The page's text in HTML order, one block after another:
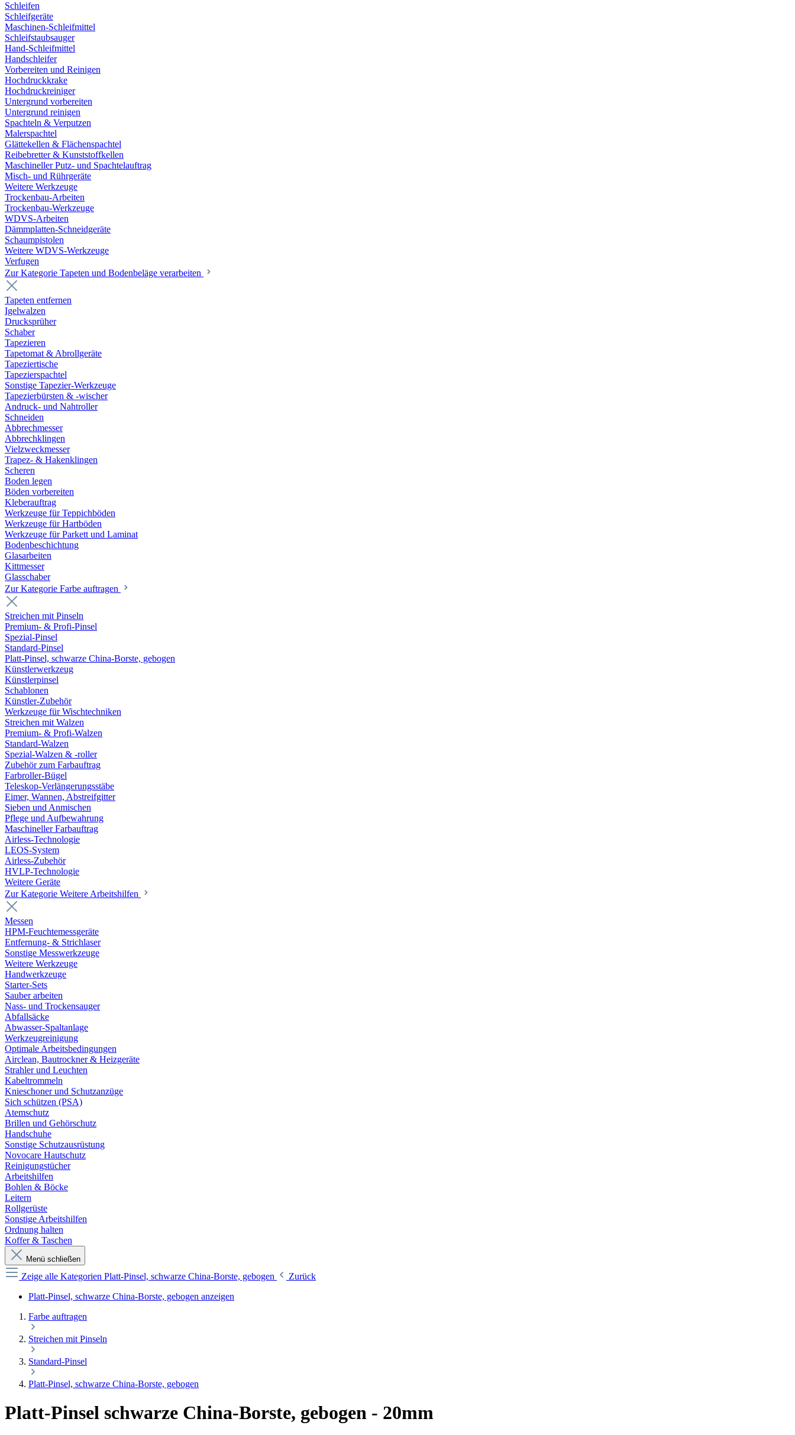
Schleifen
Schleifgeräte
Maschinen-Schleifmittel
Schleifstaubsauger
Hand-Schleifmittel
Handschleifer
Vorbereiten und Reinigen
Hochdruckkrake
Hochdruckreiniger
Untergrund vorbereiten
Untergrund reinigen
Spachteln & Verputzen
Malerspachtel
Glättekellen & Flächenspachtel
Reibebretter & Kunststoffkellen
Maschineller Putz- und Spachtelauftrag
Misch- und Rührgeräte
Weitere Werkzeuge
Trockenbau-Arbeiten
Trockenbau-Werkzeuge
WDVS-Arbeiten
Dämmplatten-Schneidgeräte
Schaumpistolen
Weitere WDVS-Werkzeuge
Verfugen
Zur Kategorie Tapeten und Bodenbeläge verarbeiten
Tapeten entfernen
Igelwalzen
Drucksprüher
Schaber
Tapezieren
Tapetomat & Abrollgeräte
Tapeziertische
Tapezierspachtel
Sonstige Tapezier-Werkzeuge
Tapezierbürsten & -wischer
Andruck- und Nahtroller
Schneiden
Abbrechmesser
Abbrechklingen
Vielzweckmesser
Trapez- & Hakenklingen
Scheren
Boden legen
Böden vorbereiten
Kleberauftrag
Werkzeuge für Teppichböden
Werkzeuge für Hartböden
Werkzeuge für Parkett und Laminat
Bodenbeschichtung
Glasarbeiten
Kittmesser
Glasschaber
Zur Kategorie Farbe auftragen
Streichen mit Pinseln
Premium- & Profi-Pinsel
Spezial-Pinsel
Standard-Pinsel
Platt-Pinsel, schwarze China-Borste, gebogen
Künstlerwerkzeug
Künstlerpinsel
Schablonen
Künstler-Zubehör
Werkzeuge für Wischtechniken
Streichen mit Walzen
Premium- & Profi-Walzen
Standard-Walzen
Spezial-Walzen & -roller
Zubehör zum Farbauftrag
Farbroller-Bügel
Teleskop-Verlängerungsstäbe
Eimer, Wannen, Abstreifgitter
Sieben und Anmischen
Pflege und Aufbewahrung
Maschineller Farbauftrag
Airless-Technologie
LEOS-System
Airless-Zubehör
HVLP-Technologie
Weitere Geräte
Zur Kategorie Weitere Arbeitshilfen
Messen
HPM-Feuchtemessgeräte
Entfernung- & Strichlaser
Sonstige Messwerkzeuge
Weitere Werkzeuge
Handwerkzeuge
Starter-Sets
Sauber arbeiten
Nass- und Trockensauger
Abfallsäcke
Abwasser-Spaltanlage
Werkzeugreinigung
Optimale Arbeitsbedingungen
Airclean, Bautrockner & Heizgeräte
Strahler und Leuchten
Kabeltrommeln
Knieschoner und Schutzanzüge
Sich schützen (PSA)
Atemschutz
Brillen und Gehörschutz
Handschuhe
Sonstige Schutzausrüstung
Novocare Hautschutz
Reinigungstücher
Arbeitshilfen
Bohlen & Böcke
Leitern
Rollgerüste
Sonstige Arbeitshilfen
Ordnung halten
Koffer & Taschen
Menü schließen
Zeige alle Kategorien Platt-Pinsel, schwarze China-Borste, gebogen
Zurück
Platt-Pinsel, schwarze China-Borste, gebogen anzeigen
Farbe auftragen
Streichen mit Pinseln
Standard-Pinsel
Platt-Pinsel, schwarze China-Borste, gebogen
Platt-Pinsel schwarze China-Borste, gebogen - 20mm